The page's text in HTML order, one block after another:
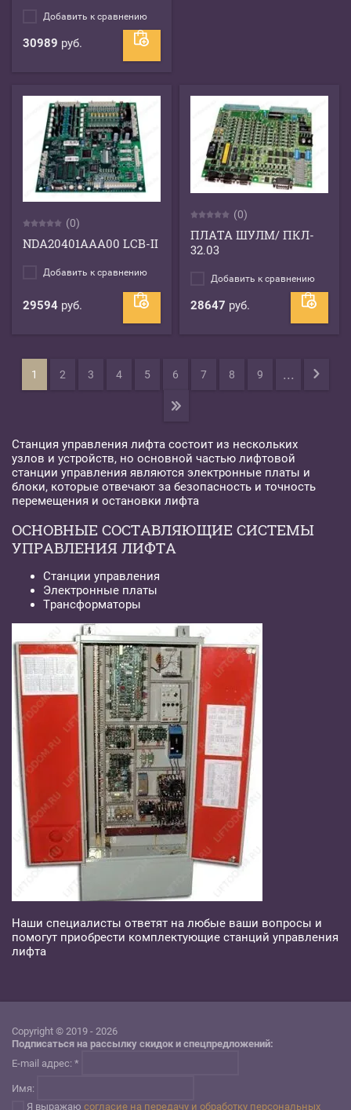
Добавить к сравнению
30989 руб.
(0)
NDA20401AAA00 LСB-II
Добавить к сравнению
29594 руб.
(0)
ПЛАТА ШУЛМ/ ПКЛ-
32.03
Добавить к сравнению
28647 руб.
1 2 3 4 5 6 7 8 9 ...
Станция управления лифта состоит из нескольких
узлов и устройств, но основной частью лифтовой
станции управления являются электронные платы и
блоки, которые отвечают за безопасность и точность
перемещения и остановки лифта
ОСНОВНЫЕ СОСТАВЛЯЮЩИЕ СИСТЕМЫ
УПРАВЛЕНИЯ ЛИФТА
Станции управления
Электронные платы
Трансформаторы
Наши специалисты ответят на любые ваши вопросы и
помогут приобрести комплектующие станций управления
лифта
Copyright © 2019 - 2026
Подписаться на рассылку скидок и спецпредложений:
E-mail адрес: *
Имя:
Я выражаю согласие на передачу и обработку персональных